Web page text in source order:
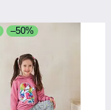
–50%